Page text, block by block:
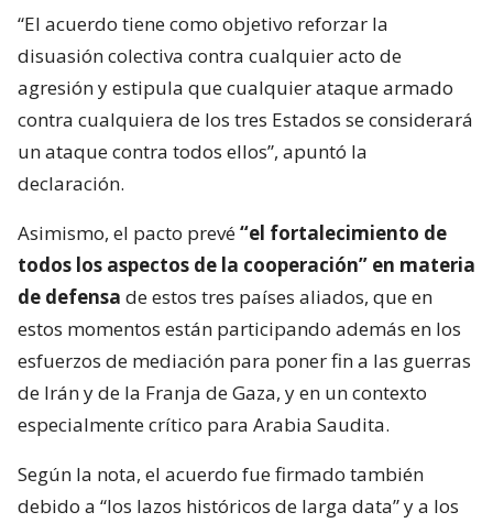
“El acuerdo tiene como objetivo reforzar la
disuasión colectiva contra cualquier acto de
agresión y estipula que cualquier ataque armado
contra cualquiera de los tres Estados se considerará
un ataque contra todos ellos”, apuntó la
declaración.
Asimismo, el pacto prevé“el fortalecimiento de
todos los aspectos de la cooperación” en materia
de defensa de estos tres países aliados, que en
estos momentos están participando además en los
esfuerzos de mediación para poner fin a las guerras
de Irán y de la Franja de Gaza, y en un contexto
especialmente crítico para Arabia Saudita.
Según la nota, el acuerdo fue firmado también
debido a “los lazos históricos de larga data” y a los